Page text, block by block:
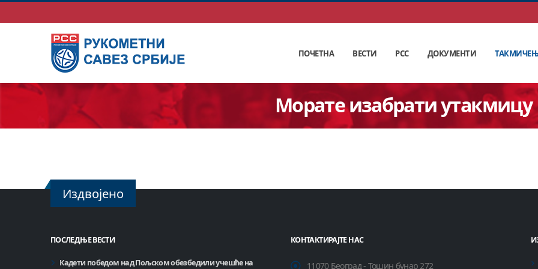
ПОЧЕТНА ВЕСТИ РСС ДОКУМЕНТИ
Морате изабрати утакмицу
Издвојено
ПОСЛЕДЊЕ ВЕСТИ
Кадети победом над Пољском обезбедили учешће на
КОНТАКТИРАЈТЕ НАС
11070 Београд - Тошин бунар 272